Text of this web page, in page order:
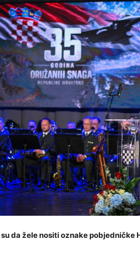
da žele nositi oznake pobjedničke